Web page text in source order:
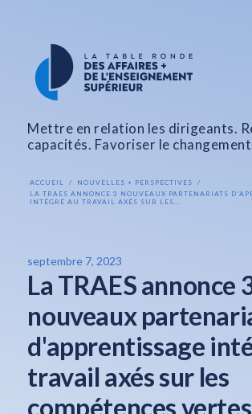
Mettre en relation les dirigeants.
capacités. Favoriser le
ACCUEIL
NOUVELLES + PERSPECTIVES
LA TRAES ANNONCE 3 NOUVEAUX PARTENARIATS
INTÉGRÉ AU TRAVAIL AXÉS SUR LES...
septembre 7, 2023
La TRAES annonce
nouveaux
d'apprentissage
travail axés sur les
compétences vertes